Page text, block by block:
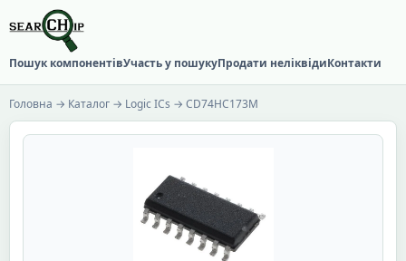
Пошук компонентівУчасть у пошукуПродати неліквідиКонтакти
Головна → Каталог → Logic ICs → CD74HC173M